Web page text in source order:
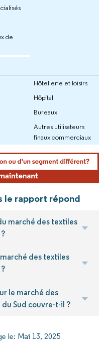
de
Hôtellerie et loisirs
Hôpital
Bureaux
Autres utilisateurs
finaux commerciaux
le rapport répond
marché des textiles
des textiles
le marché des
Sud couvre-t-il ?
le: Mai 13, 2025